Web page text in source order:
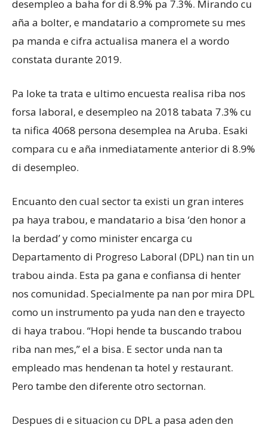
desempleo a baha for di 8.9% pa 7.3%. Mirando cu
aña a bolter, e mandatario a compromete su mes
pa manda e cifra actualisa manera el a wordo
constata durante 2019.
Pa loke ta trata e ultimo encuesta realisa riba nos
forsa laboral, e desempleo na 2018 tabata 7.3% cu
ta nifica 4068 persona desemplea na Aruba. Esaki
compara cu e aña inmediatamente anterior di 8.9%
di desempleo.
Encuanto den cual sector ta existi un gran interes
pa haya trabou, e mandatario a bisa ‘den honor a
la berdad’ y como minister encarga cu
Departamento di Progreso Laboral (DPL) nan tin un
trabou ainda. Esta pa gana e confiansa di henter
nos comunidad. Specialmente pa nan por mira DPL
como un instrumento pa yuda nan den e trayecto
di haya trabou. “Hopi hende ta buscando trabou
riba nan mes,” el a bisa. E sector unda nan ta
empleado mas hendenan ta hotel y restaurant.
Pero tambe den diferente otro sectornan.
Despues di e situacion cu DPL a pasa aden den